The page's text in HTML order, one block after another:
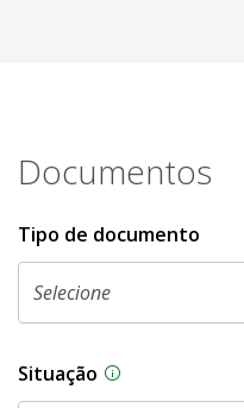
Documentos
Tipo de documento
Situação Na CLDF, as